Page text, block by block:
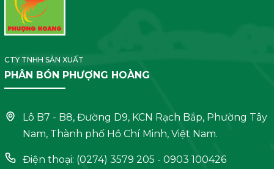
CTY TNHH SẢN XUẤT
PHÂN BÓN PHƯỢNG HOÀNG
Lô B7 - B8, Đường D9, KCN Rạch Bắp, Phường Tây
Nam, Thành phố Hồ Chí Minh, Việt Nam.
Điện thoại: (0274) 3579 205 - 0903 100426